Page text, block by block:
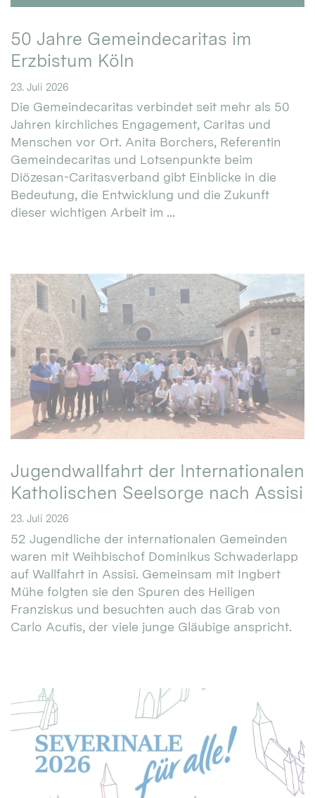
50 Jahre Gemeindecaritas im
Erzbistum Köln
23. Juli 2026
Die Gemeindecaritas verbindet seit mehr als 50
Jahren kirchliches Engagement, Caritas und
Menschen vor Ort. Anita Borchers, Referentin
Gemeindecaritas und Lotsenpunkte beim
Diözesan-Caritasverband gibt Einblicke in die
Bedeutung, die Entwicklung und die Zukunft
dieser wichtigen Arbeit im ...
Jugendwallfahrt der Internationalen
Katholischen Seelsorge nach Assisi
23. Juli 2026
52 Jugendliche der internationalen Gemeinden
waren mit Weihbischof Dominikus Schwaderlapp
auf Wallfahrt in Assisi. Gemeinsam mit Ingbert
Mühe folgten sie den Spuren des Heiligen
Franziskus und besuchten auch das Grab von
Carlo Acutis, der viele junge Gläubige anspricht.